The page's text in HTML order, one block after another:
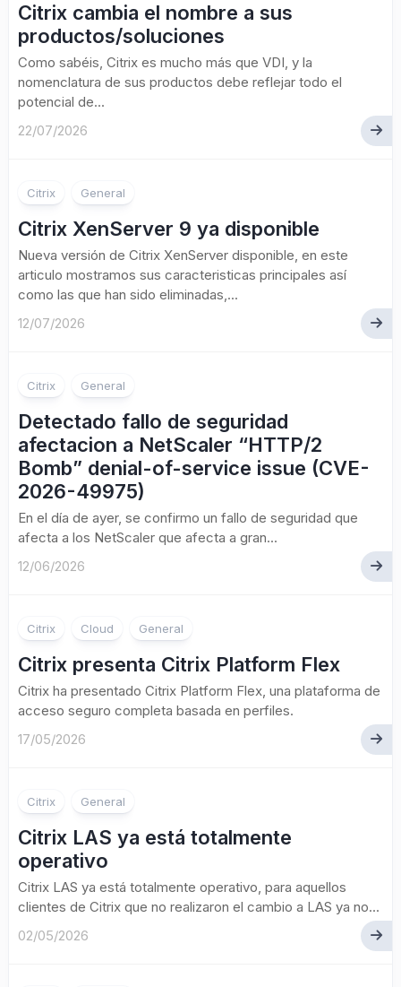
Citrix cambia el nombre a sus
productos/soluciones
Como sabéis, Citrix es mucho más que VDI, y la
nomenclatura de sus productos debe reflejar todo el
potencial de...
22/07/2026
Citrix General
Citrix XenServer 9 ya disponible
Nueva versión de Citrix XenServer disponible, en este
articulo mostramos sus caracteristicas principales así
como las que han sido eliminadas,...
12/07/2026
Citrix General
Detectado fallo de seguridad
afectacion a NetScaler “HTTP/2
Bomb” denial-of-service issue (CVE-
2026-49975)
En el día de ayer, se confirmo un fallo de seguridad que
afecta a los NetScaler que afecta a gran...
12/06/2026
Citrix Cloud General
Citrix presenta Citrix Platform Flex
Citrix ha presentado Citrix Platform Flex, una plataforma de
acceso seguro completa basada en perfiles.
17/05/2026
Citrix General
Citrix LAS ya está totalmente
operativo
Citrix LAS ya está totalmente operativo, para aquellos
clientes de Citrix que no realizaron el cambio a LAS ya no...
02/05/2026